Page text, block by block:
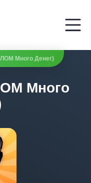
Много Денег)
Много